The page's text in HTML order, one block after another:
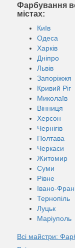
Фарбування
містах:
Київ
Одеса
Харків
Дніпро
Львів
Запоріжжя
Кривий Ріг
Миколаїв
Вінниця
Херсон
Чернігів
Полтава
Черкаси
Житомир
Суми
Рівне
Івано-
Тернопіль
Луцьк
Маріуполь
Всі майстри: